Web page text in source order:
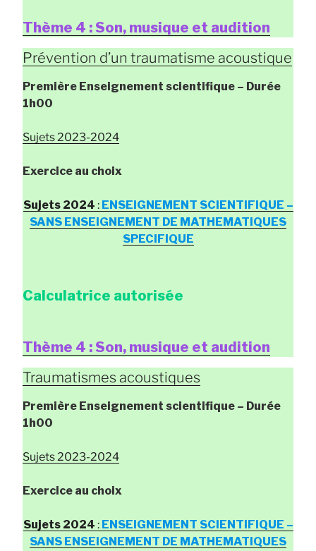
Thème 4 : Son, musique et audition
Prévention d’un traumatisme acoustique
Première Enseignement scientifique – Durée
1h00
Sujets 2023-2024
Exercice au choix
Sujets 2024 : ENSEIGNEMENT SCIENTIFIQUE –
SANS ENSEIGNEMENT DE MATHEMATIQUES
SPECIFIQUE
Calculatrice autorisée
Thème 4 : Son, musique et audition
Traumatismes acoustiques
Première Enseignement scientifique – Durée
1h00
Sujets 2023-2024
Exercice au choix
Sujets 2024 : ENSEIGNEMENT SCIENTIFIQUE –
SANS ENSEIGNEMENT DE MATHEMATIQUES